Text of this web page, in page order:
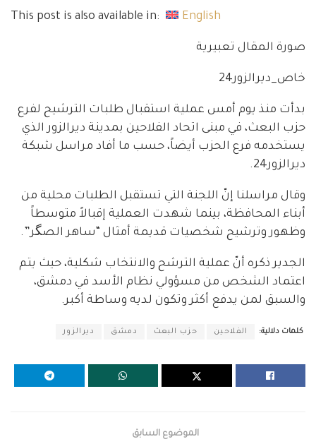
This post is also available in: English
صورة المقال تعبيرية
خاص_ديرالزور24
بدأت منذ يوم أمس عملية استقبال طلبات الترشيح لفرع
حزب البعث، في مبنى اتحاد الفلاحين بمدينة ديرالزور الذي
يستخدمه فرع الحزب أيضاً، حسب ما أفاد مراسل شبكة
ديرالزور24.
وقال مراسلنا إنّ اللجنة التي تستقبل الطلبات محلية من
أبناء المحافظة، بينما شهدت العملية إقبالاً متوسطاً
وظهور وترشيح شخصيات قديمة أمثال “ساهر الصگر”.
الجدير ذكره أنّ عملية الترشح والانتخاب شكلية، حيث يتم
اعتماد الشخص من مسؤولي نظام الأسد في دمشق،
والسبق لمن يدفع أكثر وتكون لديه وساطة أكبر.
كلمات دلالية: الفلاحين حزب البعث دمشق ديرالزور
الموضوع السابق